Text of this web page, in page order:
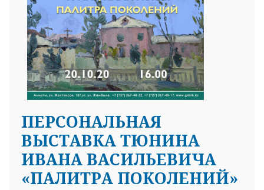
ПЕРСОНАЛЬНАЯ
ВЫСТАВКА ТЮНИНА
ИВАНА ВАСИЛЬЕВИЧА
«ПАЛИТРА ПОКОЛЕНИЙ»